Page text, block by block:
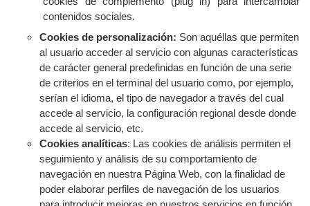
contenidos sociales.
Cookies de personalización: Son aquéllas que permiten
al usuario acceder al servicio con algunas características
de carácter general predefinidas en función de una serie
de criterios en el terminal del usuario como, por ejemplo,
serían el idioma, el tipo de navegador a través del cual
accede al servicio, la configuración regional desde donde
accede al servicio, etc.
Cookies analíticas: Las cookies de análisis permiten el
seguimiento y análisis de su comportamiento de
navegación en nuestra Página Web, con la finalidad de
poder elaborar perfiles de navegación de los usuarios